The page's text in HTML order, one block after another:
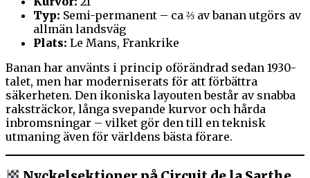
Typ: Semi-permanent – ca ⅔ av banan utgörs av
allmän landsväg
Plats: Le Mans, Frankrike
Banan har använts i princip oförändrad sedan 1930-
talet, men har moderniserats för att förbättra
säkerheten. Den ikoniska layouten består av snabba
raksträckor, långa svepande kurvor och hårda
inbromsningar – vilket gör den till en teknisk
utmaning även för världens bästa förare.